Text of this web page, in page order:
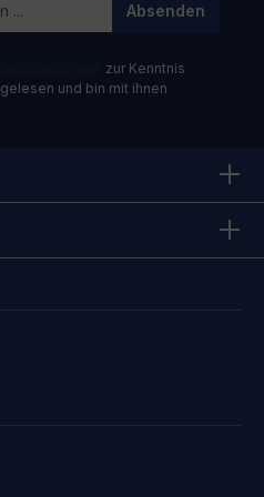
Absenden
zur Kenntnis
gelesen und bin mit ihnen